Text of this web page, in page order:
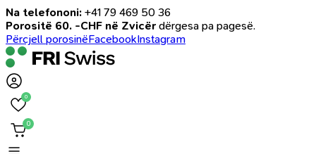
Na telefononi: +41 79 469 50 36
Porositë 60. -CHF në Zvicër dërgesa pa pagesë.
Përcjell porosinëFacebookInstagram
0
0